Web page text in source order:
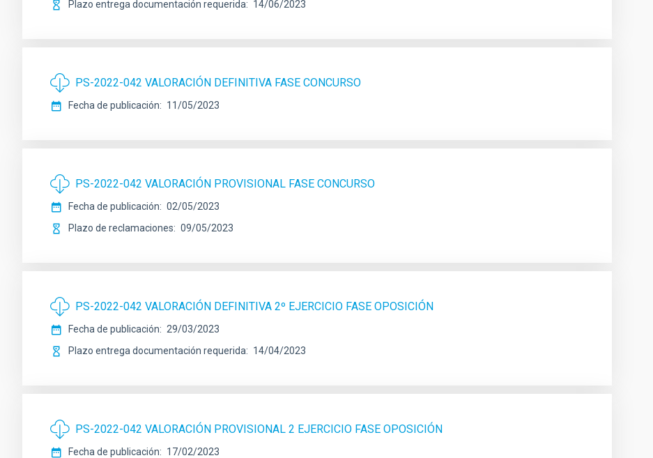
Plazo entrega documentación requerida 14/06/2023
PS-2022-042 VALORACIÓN DEFINITIVA FASE CONCURSO
Fecha de publicación 11/05/2023
PS-2022-042 VALORACIÓN PROVISIONAL FASE CONCURSO
Fecha de publicación
02/05/2023
Plazo de reclamaciones
09/05/2023
PS-2022-042 VALORACIÓN DEFINITIVA 2º EJERCICIO FASE OPOSICIÓN
Fecha de publicación
29/03/2023
Plazo entrega documentación requerida
14/04/2023
PS-2022-042 VALORACIÓN PROVISIONAL 2 EJERCICIO FASE OPOSICIÓN
Fecha de publicación
17/02/2023